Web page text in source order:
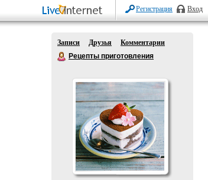
Регистрация Вход
Записи Друзья
Комментарии
Рецепты приготовления